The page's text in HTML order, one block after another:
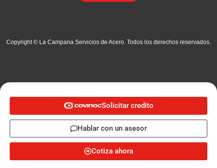
Copyright © La Campana Servicios de Acero. Todos los derechos reservados.
Solicitar credito
Hablar con un asesor
Cotiza ahora